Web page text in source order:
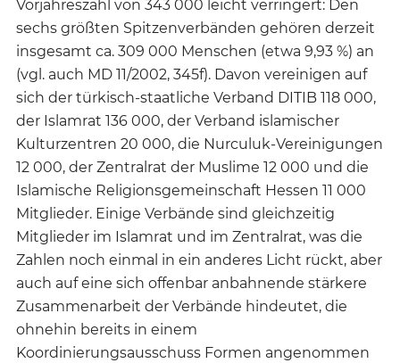
Vorjahreszahl von 343 000 leicht verringert: Den
sechs größten Spitzenverbänden gehören derzeit
insgesamt ca. 309 000 Menschen (etwa 9,93 %) an
(vgl. auch MD 11/2002, 345f). Davon vereinigen auf
sich der türkisch-staatliche Verband DITIB 118 000,
der Islamrat 136 000, der Verband islamischer
Kulturzentren 20 000, die Nurculuk-Vereinigungen
12 000, der Zentralrat der Muslime 12 000 und die
Islamische Religionsgemeinschaft Hessen 11 000
Mitglieder. Einige Verbände sind gleichzeitig
Mitglieder im Islamrat und im Zentralrat, was die
Zahlen noch einmal in ein anderes Licht rückt, aber
auch auf eine sich offenbar anbahnende stärkere
Zusammenarbeit der Verbände hindeutet, die
ohnehin bereits in einem
Koordinierungsausschuss Formen angenommen